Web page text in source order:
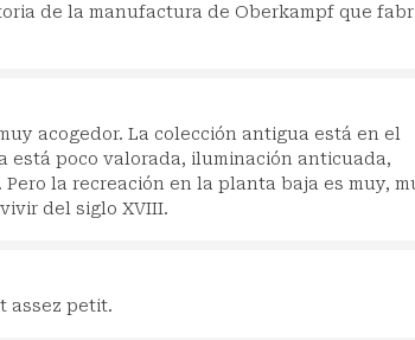
de la manufactura de Oberkampf que
acogedor. La colección antigua está en el
está poco valorada, iluminación anticuada,
la recreación en la planta baja es muy,
del siglo XVIII.
assez petit.